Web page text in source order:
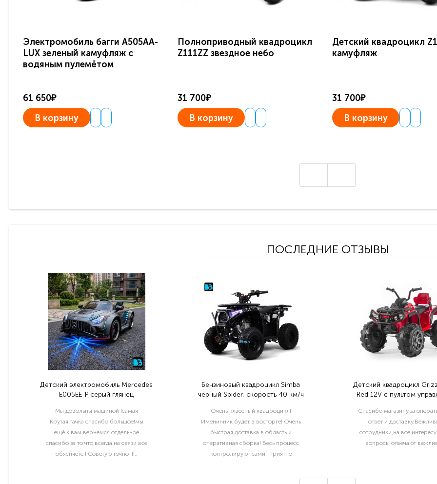
Электромобиль багги A505AA-
LUX зеленый камуфляж с
водяным пулемётом
61 650₽
В корзину
Полноприводный квадроцикл
Z111ZZ звездное небо
31 700₽
В корзину
Детский квадроцикл
камуфляж
31 700₽
В корзину
ПОСЛЕДНИЕ ОТЗЫВЫ
Детский электромобиль Mercedes
E005EE-P серый глянец
Мы довольны машиной !самая
Крутая тачка спасибо большое!мы
ещё к вам вернемся отдельное
спасибо за то что всегда на связи все
обясняете ! Советую точно !!!..
Бензиновый квадроцикл Simba
черный Spider, скорость 40 км/ч
Очень классный квадроцикл!
Именинник будет в восторге! Очень
быстрая доставка в область и
оперативная сборка! Весь процесс
контролируют сами! Приятно
Детский квадроцикл
Red 12V с пультом
Спасибо магазину,за
ответ и
сотрудники,на все
вопросы отвечают